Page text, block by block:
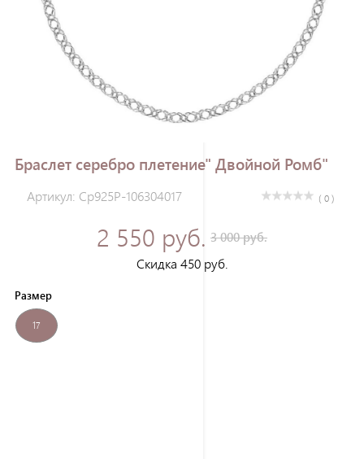
Браслет серебро плетение" Двойной Ромб"
Артикул: Ср925Р-106304017 ( 0 )
2 550 руб. 3 000 руб.
Скидка 450 руб.
Размер
17